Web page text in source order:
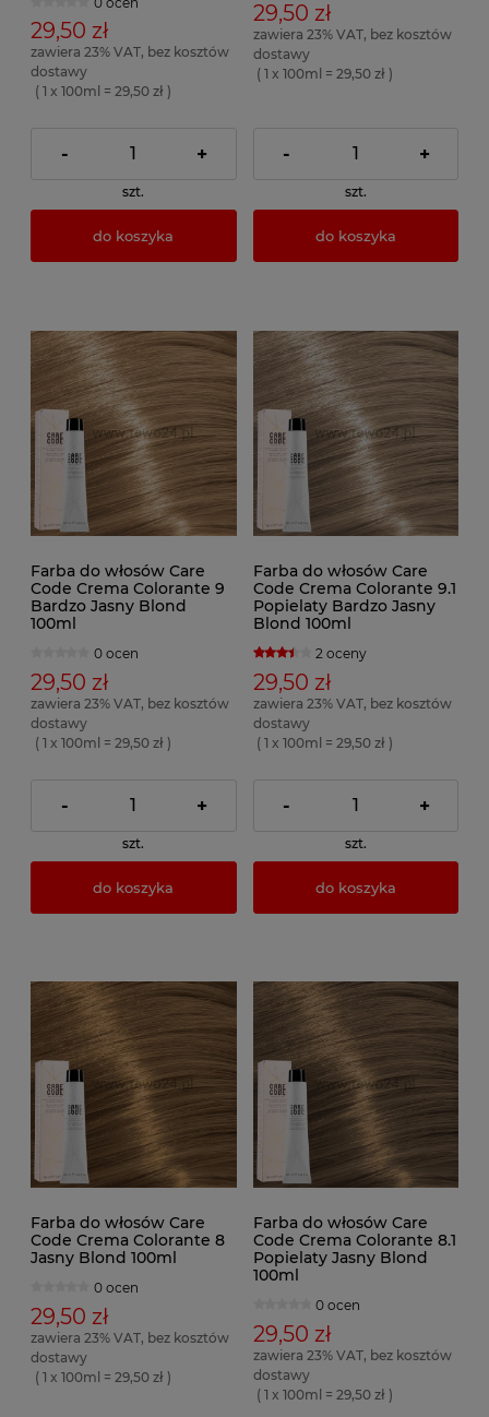
29,50 zł
zawiera 23% VAT, bez kosztów
dostawy
( 1 x 100ml = 29,50 zł )
- +
szt.
do koszyka
29,50 zł
zawiera 23% VAT, bez kosztów
dostawy
( 1 x 100ml = 29,50 zł )
- +
szt.
do koszyka
Farba do włosów Care
Code Crema Colorante 9
Bardzo Jasny Blond
100ml
0 ocen
29,50 zł
zawiera 23% VAT, bez kosztów
dostawy
( 1 x 100ml = 29,50 zł )
- +
szt.
do koszyka
Farba do włosów Care
Code Crema Colorante 9.1
Popielaty Bardzo Jasny
Blond 100ml
2 oceny
29,50 zł
zawiera 23% VAT, bez kosztów
dostawy
( 1 x 100ml = 29,50 zł )
- +
szt.
do koszyka
Farba do włosów Care
Code Crema Colorante 8
Jasny Blond 100ml
0 ocen
29,50 zł
zawiera 23% VAT, bez kosztów
dostawy
( 1 x 100ml = 29,50 zł )
Farba do włosów Care
Code Crema Colorante 8.1
Popielaty Jasny Blond
100ml
0 ocen
29,50 zł
zawiera 23% VAT, bez kosztów
dostawy
( 1 x 100ml = 29,50 zł )